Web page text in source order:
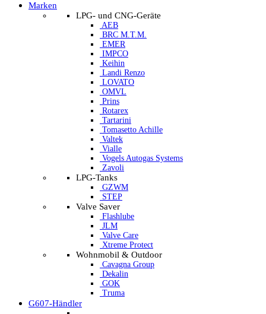
Marken
LPG- und CNG-Geräte
AEB
BRC M.T.M.
EMER
IMPCO
Keihin
Landi Renzo
LOVATO
OMVL
Prins
Rotarex
Tartarini
Tomasetto Achille
Valtek
Vialle
Vogels Autogas Systems
Zavoli
LPG-Tanks
GZWM
STEP
Valve Saver
Flashlube
JLM
Valve Care
Xtreme Protect
Wohnmobil & Outdoor
Cavagna Group
Dekalin
GOK
Truma
G607-Händler